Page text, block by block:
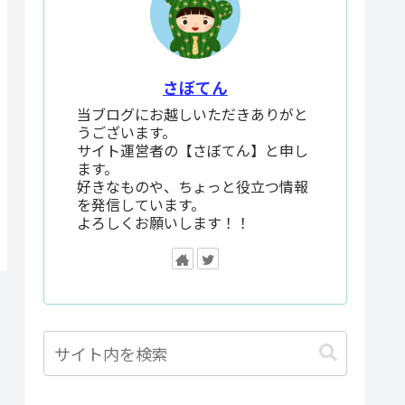
さぼてん
当ブログにお越しいただきありがと
うございます。
サイト運営者の【さぼてん】と申し
ます。
好きなものや、ちょっと役立つ情報
を発信しています。
よろしくお願いします！！